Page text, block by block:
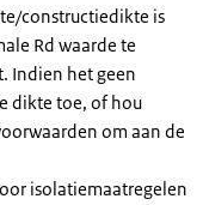
constructiedikte is
Rd waarde te
Indien het geen
dikte toe, of hou
om aan de
isolatiemaatregelen